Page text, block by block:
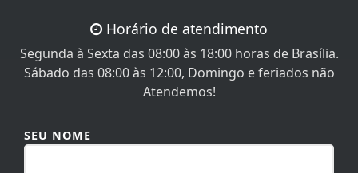
Segunda à Sexta das 08:00 às 18:00 horas de Brasília.
Sábado das 08:00 às 12:00, Domingo e feriados não
Atendemos!